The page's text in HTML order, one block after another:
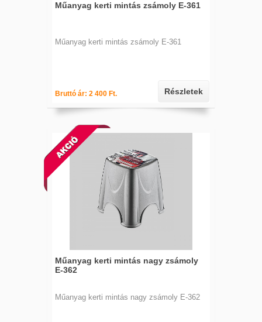
Műanyag kerti mintás zsámoly E-361
Műanyag kerti mintás zsámoly E-361
Bruttó ár: 2 400 Ft. Részletek
Műanyag kerti mintás nagy zsámoly
E-362
Műanyag kerti mintás nagy zsámoly E-362